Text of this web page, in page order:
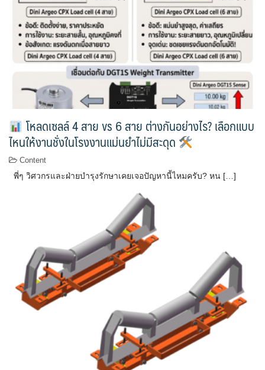
โหลดเซลล์ 4 สาย vs 6 สาย ต่างกันอย่างไร? เลือกแบบ
ไหนให้งานชั่งในโรงงานแม่นยำไม่มีสะดุด
Content
พี่ๆ วิศวกรและฝ่ายบำรุงรักษาเคยเจอปัญหานี้ไหมครับ? หน […]